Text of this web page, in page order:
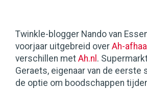
Twinkle-blogger Nando van
voorjaar uitgebreid over Ah-
verschillen met Ah.nl .
Geraets, eigenaar van de eerste
de optie om boodschappen